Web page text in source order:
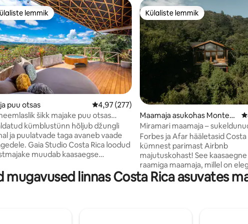
4,95/5, 274 hinnangut
lemmik
lemmik
puu otsas Keskmine hinnang 4,97/5, 277 hinnangut
4,97 (277)
šikk majake puu otsas
vaadete ja kümblustünniga
kümblustünn hõljub džungli
ja puulatvade taga avaneb vaade
Gaia Studio Costa Rica loodud
muudab kaasaegse
suuruses voodiga magamistoas ja
on ruumi kuni neljale
Külaliste lemmik
Külaliste lemmik
Maamaja asukohas Montev
erde
Miramari maamaja –
pilvemetsasse!
Forbes ja Afar hääletasid Costa
kümnest parimast Airbnb
majutuskohast! See
raamiga maamaja, millel on
disain ja sajandi keskpaiga
kindlasti lummav. Monteverde
Põrandast laeni ulatuvad aknad
mugavused linnas Costa Rica asuvates